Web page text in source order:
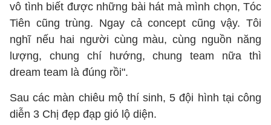
vô tình biết được những bài hát mà mình chọn, Tóc
Tiên cũng trùng. Ngay cả concept cũng vậy. Tôi
nghĩ nếu hai người cùng màu, cùng nguồn năng
lượng, chung chí hướng, chung team nữa thì
dream team là đúng rồi".
Sau các màn chiêu mộ thí sinh, 5 đội hình tại công
diễn 3 Chị đẹp đạp gió lộ diện.